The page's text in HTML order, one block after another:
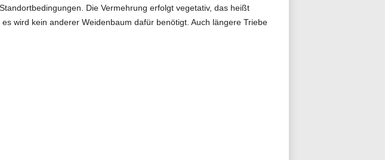
Die Vermehrung erfolgt vegetativ, das heißt
wird kein anderer Weidenbaum dafür benötigt. Auch längere Triebe